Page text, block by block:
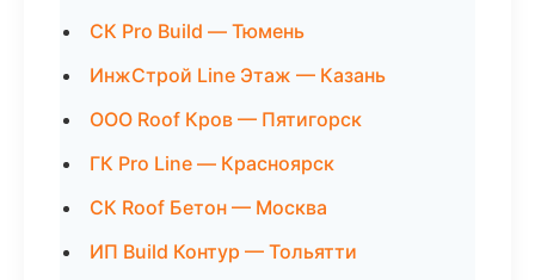
СК Pro Build — Тюмень
ИнжСтрой Line Этаж — Казань
ООО Roof Кров — Пятигорск
ГК Pro Line — Красноярск
СК Roof Бетон — Москва
ИП Build Контур — Тольятти